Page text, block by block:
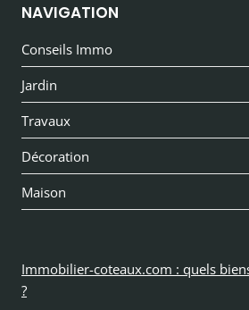
NAVIGATION
Conseils Immo
Jardin
Travaux
Décoration
Maison
Immobilier-coteaux.com : quels
?